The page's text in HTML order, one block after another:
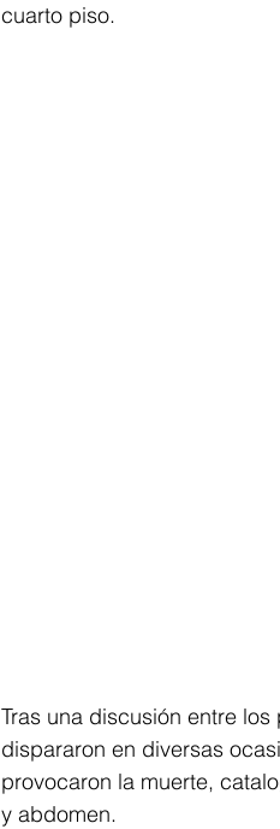
cuarto piso.
Tras una discusión entre
dispararon en diversas
provocaron la muerte,
y abdomen.